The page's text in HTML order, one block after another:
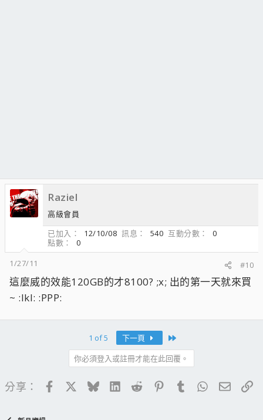
Raziel
高級會員
已加入
12/10/08 訊息 540 互動分數
0
點數
0
1/27/11
#10
這麼威的效能120GB的才8100? ;x; 出的第一天就來買
~ :lkl: :PPP:
1 of 5 下一頁
你必須登入或註冊才能在此回覆。
分享： FacebookBlueskyLinkedIn
Reddit PinterestTumblrWhatsApp
電子